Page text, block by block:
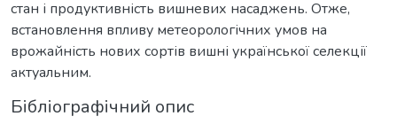
стан і продуктивність вишневих насаджень. Отже,
встановлення впливу метеорологічних умов на
врожайність нових сортів вишні української селекції
актуальним.
Бібліографічний опис